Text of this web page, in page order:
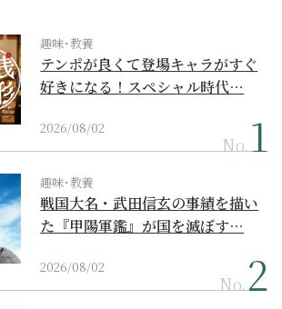
趣味･教養
テンポが良くて登場キャラがすぐ
好きになる！スペシャル時代…
2026/08/02
No.
趣味･教養
戦国大名・武田信玄の事績を描い
た『甲陽軍鑑』が国を滅ぼす…
2026/08/02
No.